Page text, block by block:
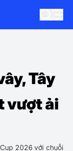
Tây
vượt ải
2026 với chuỗi